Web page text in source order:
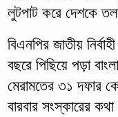
লুটপাট করে দেশকে
বিএনপির জাতীয়
বছরে পিছিয়ে পড়া
মেরামতের ৩১ দফার
বারবার সংস্কারের